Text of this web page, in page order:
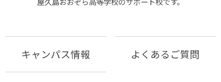
キャンパス情報 よくあるご質問